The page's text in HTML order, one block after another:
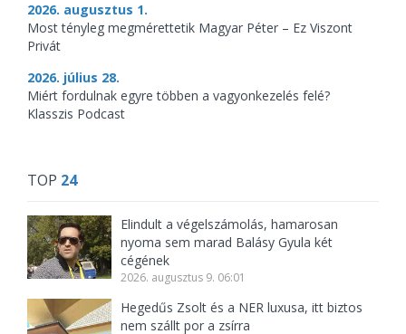
2026. augusztus 1.
Most tényleg megmérettetik Magyar Péter – Ez Viszont
Privát
2026. július 28.
Miért fordulnak egyre többen a vagyonkezelés felé?
Klasszis Podcast
TOP 24
Elindult a végelszámolás, hamarosan
nyoma sem marad Balásy Gyula két
cégének
2026. augusztus 9. 06:01
Hegedűs Zsolt és a NER luxusa, itt biztos
nem szállt por a zsírra